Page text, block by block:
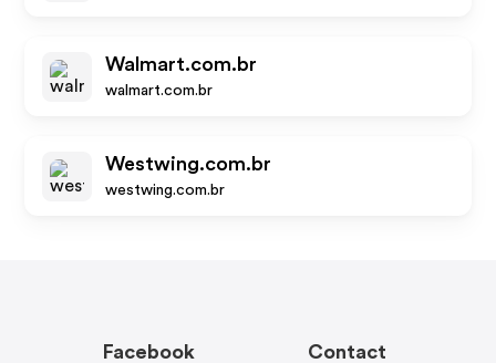
Walmart.com.br
walmart.com.br
Westwing.com.br
westwing.com.br
Facebook Contact